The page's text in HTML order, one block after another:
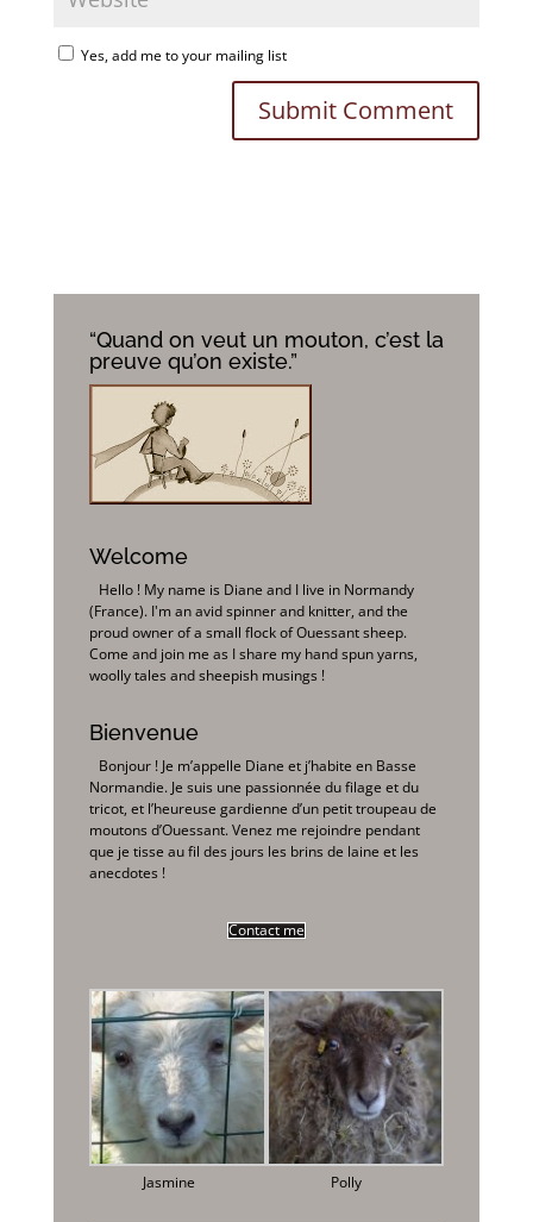
Yes, add me to your mailing list
“Quand on veut un mouton, c’est la
preuve qu’on existe.”
Welcome
Hello ! My name is Diane and I live in Normandy
(France). I'm an avid spinner and knitter, and the
proud owner of a small flock of Ouessant sheep.
Come and join me as I share my hand spun yarns,
woolly tales and sheepish musings !
Bienvenue
Bonjour ! Je m’appelle Diane et j’habite en Basse
Normandie. Je suis une passionnée du filage et du
tricot, et l’heureuse gardienne d’un petit troupeau de
moutons d’Ouessant. Venez me rejoindre pendant
que je tisse au fil des jours les brins de laine et les
anecdotes !
Contact me
Jasmine Polly